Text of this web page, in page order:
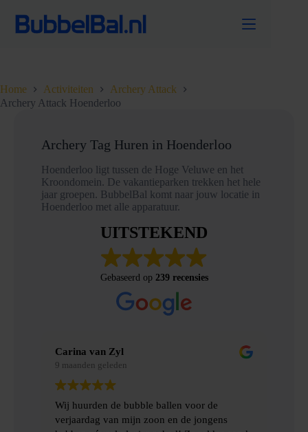
naar
Home Activiteiten
Archery Attack
Archery Attack Hoenderloo
Archery Tag Huren in Hoenderloo
Hoenderloo ligt tussen de Hoge Veluwe en het
Kroondomein. De vakantieparken trekken het hele
jaar groepen. BubbelBal komt naar jouw locatie in
Hoenderloo met alle apparatuur.
UITSTEKEND
Gebaseerd op 239 recensies
Carina van Zyl
9 maanden geleden
Wij huurden de bubble ballen voor de
verjaardag van mijn zoon en de jongens